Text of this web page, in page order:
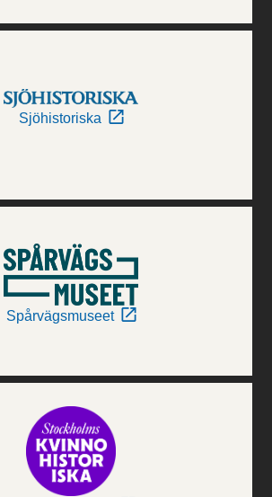
Sjöhistoriska
Spårvägsmuseet